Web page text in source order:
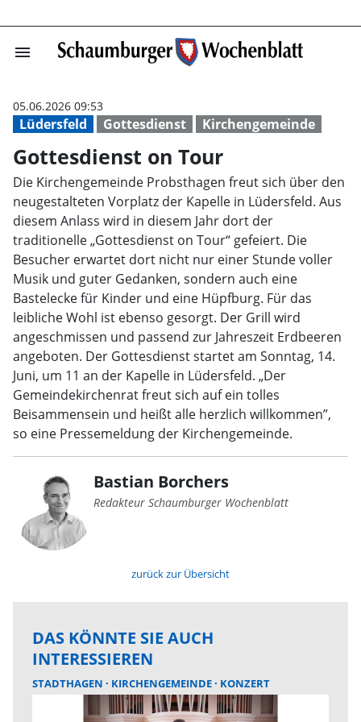
menu Gottesdienst
Lüdersfeld Gottesdienst Kirchengemeinde
05.06.2026 09:53
Gottesdienst on Tour
Die Kirchengemeinde Probsthagen freut sich über den
neugestalteten Vorplatz der Kapelle in Lüdersfeld. Aus
diesem Anlass wird in diesem Jahr dort der
traditionelle „Gottesdienst on Tour“ gefeiert. Die
Besucher erwartet dort nicht nur einer Stunde voller
Musik und guter Gedanken, sondern auch eine
Bastelecke für Kinder und eine Hüpfburg. Für das
leibliche Wohl ist ebenso gesorgt. Der Grill wird
angeschmissen und passend zur Jahreszeit Erdbeeren
angeboten. Der Gottesdienst startet am Sonntag, 14.
Juni, um 11 an der Kapelle in Lüdersfeld. „Der
Gemeindekirchenrat freut sich auf ein tolles
Beisammensein und heißt alle herzlich willkommen”,
so eine Pressemeldung der Kirchengemeinde.
Bastian Borchers
Redakteur Schaumburger Wochenblatt
zurück zur Übersicht
DAS KÖNNTE SIE AUCH
INTERESSIEREN
STADTHAGEN KIRCHENGEMEINDE KONZERT